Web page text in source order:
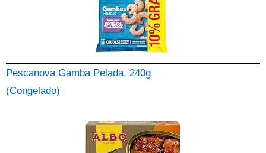
Pescanova Gamba Pelada, 240g
(Congelado)